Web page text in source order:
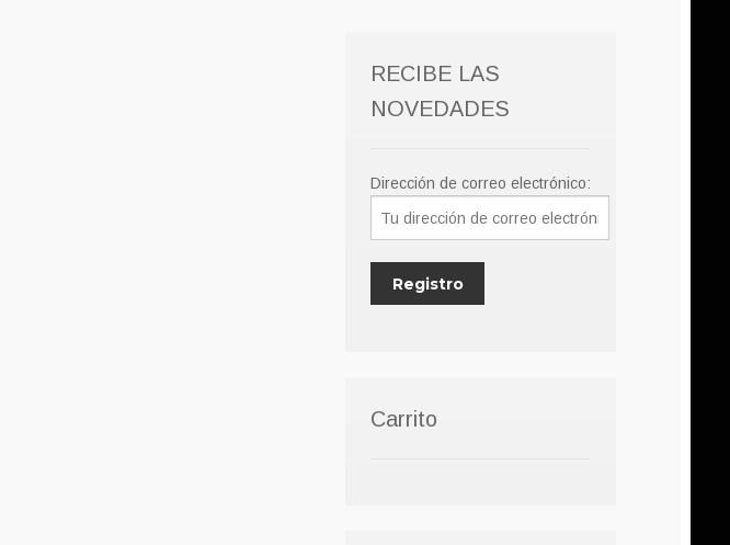
RECIBE LAS
NOVEDADES
Dirección de correo electrónico:
Carrito